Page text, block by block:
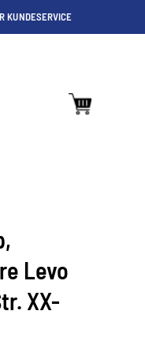
KUNDESERVICE
Levo
XX-